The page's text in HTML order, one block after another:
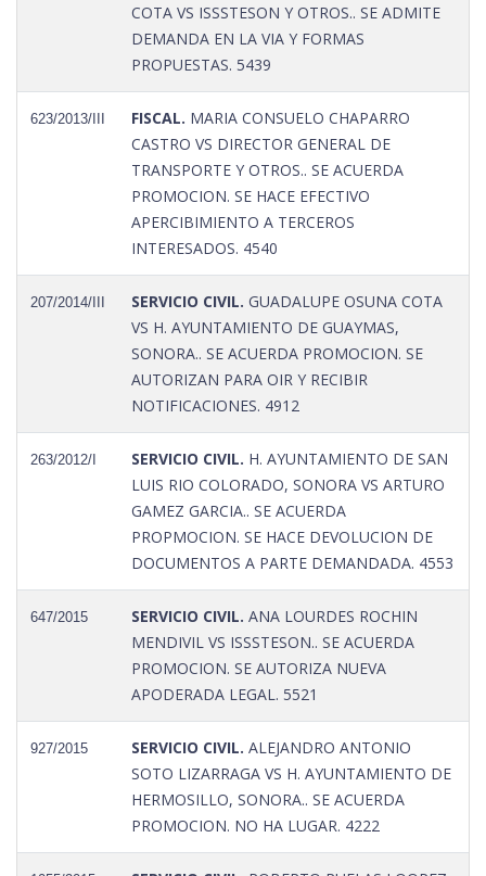
COTA VS ISSSTESON Y OTROS.. SE ADMITE
DEMANDA EN LA VIA Y FORMAS
PROPUESTAS. 5439
623/2013/III FISCAL. MARIA CONSUELO CHAPARRO
CASTRO VS DIRECTOR GENERAL DE
TRANSPORTE Y OTROS.. SE ACUERDA
PROMOCION. SE HACE EFECTIVO
APERCIBIMIENTO A TERCEROS
INTERESADOS. 4540
207/2014/III SERVICIO CIVIL. GUADALUPE OSUNA COTA
VS H. AYUNTAMIENTO DE GUAYMAS,
SONORA.. SE ACUERDA PROMOCION. SE
AUTORIZAN PARA OIR Y RECIBIR
NOTIFICACIONES. 4912
263/2012/I SERVICIO CIVIL. H. AYUNTAMIENTO DE SAN
LUIS RIO COLORADO, SONORA VS ARTURO
GAMEZ GARCIA.. SE ACUERDA
PROPMOCION. SE HACE DEVOLUCION DE
DOCUMENTOS A PARTE DEMANDADA. 4553
647/2015 SERVICIO CIVIL. ANA LOURDES ROCHIN
MENDIVIL VS ISSSTESON.. SE ACUERDA
PROMOCION. SE AUTORIZA NUEVA
APODERADA LEGAL. 5521
927/2015 SERVICIO CIVIL. ALEJANDRO ANTONIO
SOTO LIZARRAGA VS H. AYUNTAMIENTO DE
HERMOSILLO, SONORA.. SE ACUERDA
PROMOCION. NO HA LUGAR. 4222